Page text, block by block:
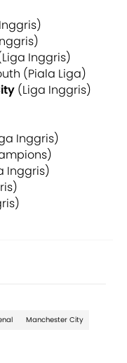
Inggris)
(Piala Liga)
(Liga Inggris)
Inggris)
Inggris)
Manchester City